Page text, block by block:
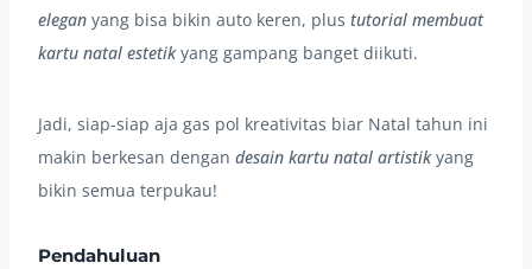
elegan yang bisa bikin auto keren, plus tutorial membuat
kartu natal estetikyang gampang banget diikuti.
Jadi, siap-siap aja gas pol kreativitas biar Natal tahun ini
makin berkesan dengan desain kartu natal artistikyang
bikin semua terpukau!
Pendahuluan